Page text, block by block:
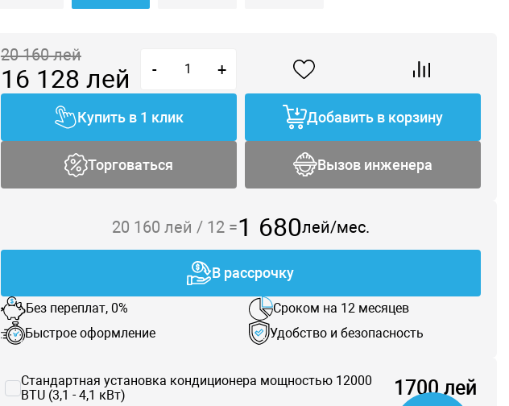
20 160лей
16 128 лей - +
Купить в 1 клик Добавить в корзину
Торговаться Вызов инженера
20 160 лей / 12=1 680лей/мес.
В рассрочку
Без переплат, 0%
Сроком на 12 месяцев
Быстрое оформление
Удобство и безопасность
Стандартная установка кондиционера мощностью 12000
BTU (3,1 - 4,1 кВт)
1700 лей